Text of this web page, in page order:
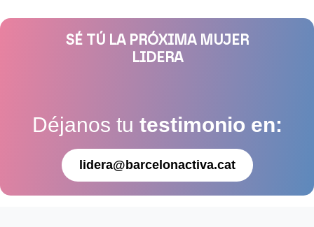
SÉ TÚ LA PRÓXIMA MUJER
LIDERA
Déjanos tu testimonio en:
lidera@barcelonactiva.cat